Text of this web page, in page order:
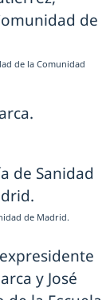
de la Comunidad
de Madrid.